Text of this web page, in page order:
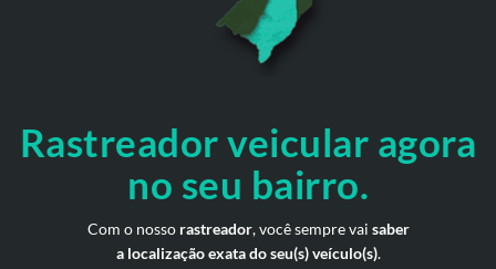
Rastreador veicular agora
no seu bairro.
Com o nosso rastreador, você sempre vai saber
a localização exata do seu(s) veículo(s).